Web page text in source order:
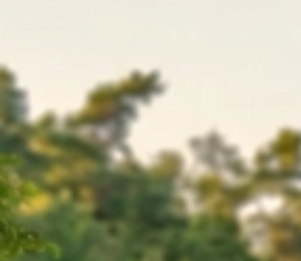
2024 Stadtmeisterschaft Pirkensee (2)